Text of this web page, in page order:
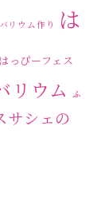
リウム作り
は
はっぴーフェス
リウム ふ
サシェの